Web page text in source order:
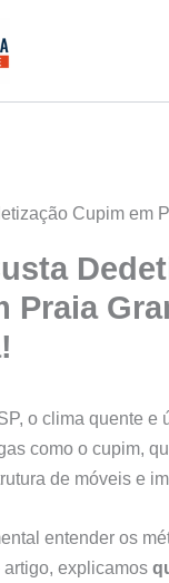
Cupim em
Praia
o clima quente e
como o cupim,
de móveis e
entender os
explicamos